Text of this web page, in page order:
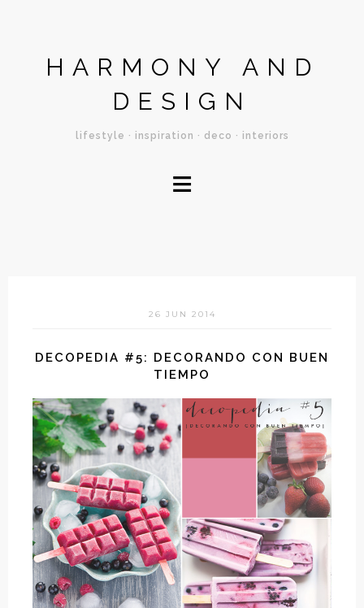
HARMONY AND
DESIGN
lifestyle · inspiration · deco · interiors
≡
26 JUN 2014
DECOPEDIA #5: DECORANDO CON BUEN
TIEMPO